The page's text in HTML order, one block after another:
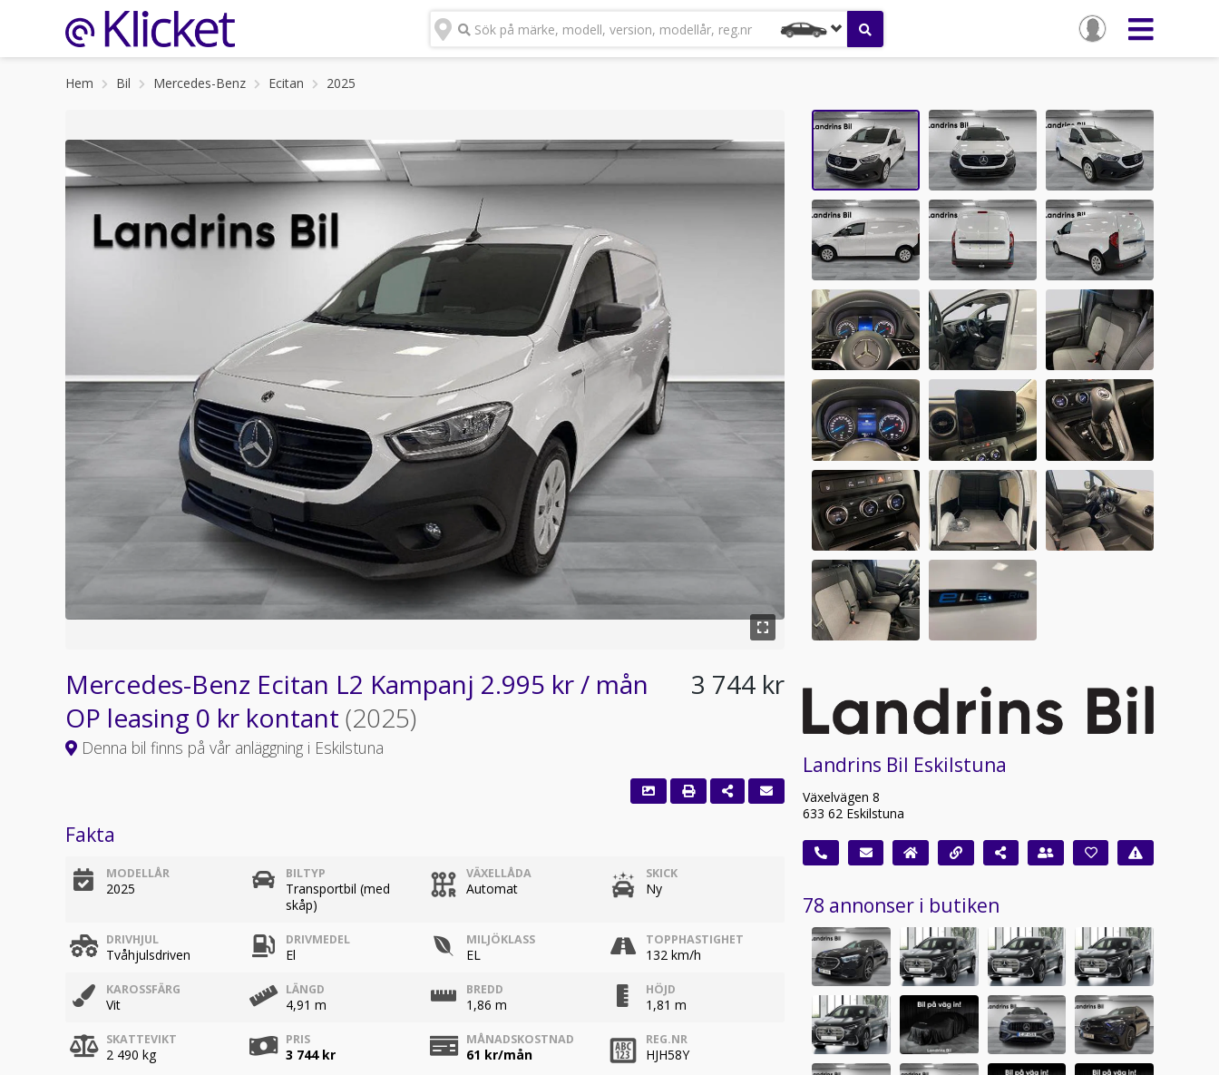
Sök på märke, modell, version, modellår, reg.nr
Hem Bil Mercedes-Benz Ecitan 2025
Mercedes-Benz Ecitan L2 Kampanj 2.995 kr / mån
OP leasing 0 kr kontant (2025)
Denna bil finns på vår anläggning i Eskilstuna
3 744 kr
Fakta
MODELLÅR
2025
BILTYP
Transportbil (med
skåp)
VÄXELLÅDA
Automat
SKICK
Ny
DRIVHJUL
Tvåhjulsdriven
DRIVMEDEL
El
MILJÖKLASS
EL
TOPPHASTIGHET
132 km/h
KAROSSFÄRG
Vit
LÄNGD
4,91 m
BREDD
1,86 m
HÖJD
1,81 m
SKATTEVIKT
2 490 kg
PRIS
3 744 kr
MÅNADSKOSTNAD
61 kr/mån
REG.NR
HJH58Y
Landrins Bil Eskilstuna
Växelvägen 8
633 62 Eskilstuna
78 annonser i butiken